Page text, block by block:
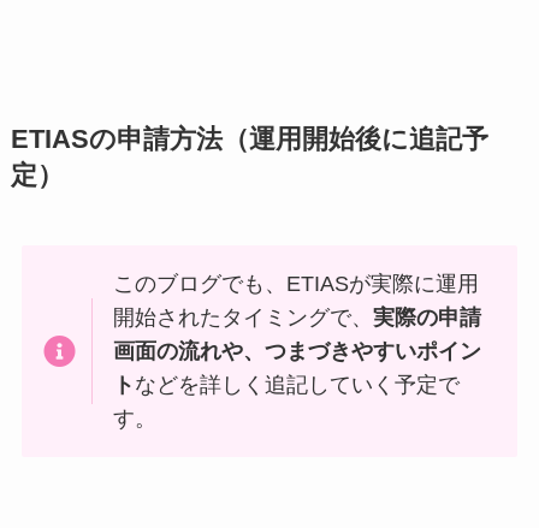
ETIASの申請方法（運用開始後に追記予
定）
このブログでも、ETIASが実際に運用
開始されたタイミングで、実際の申請
画面の流れや、つまづきやすいポイン
ト などを詳しく追記していく予定で
す。